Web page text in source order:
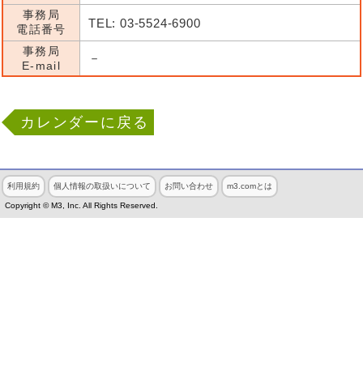
事務局
電話番号
TEL: 03-5524-6900
事務局
E-mail
－
カレンダーに戻る
利用規約 個人情報の取扱いについて お問い合わせ m3.comとは
Copyright © M3, Inc. All Rights Reserved.